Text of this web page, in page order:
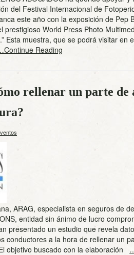
del Festival Internacional de
este año con la exposición de Pep
prestigioso World Press Photo
Esta muestra, que se podrá visitar en
Reading
rellenar un parte de
ARAG, especialista en seguros de
entidad sin ánimo de lucro
presentado un estudio que revela
conductores a la hora de rellenar un
objetivo buscado con la elaboración